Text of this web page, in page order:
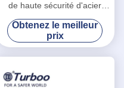
de haute sécurité d'acier
inoxydable de porte de
tourniquet de pleine taille
Obtenez le meilleur
prix